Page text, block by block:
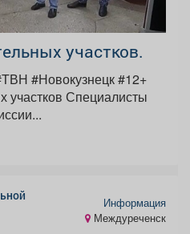
участков.
#Новокузнецк #12+
Специалисты
Информация
Междуреченск